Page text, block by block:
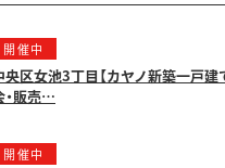
開催中
央区女池3丁目【カヤノ新築一戸
・販売…
開催中